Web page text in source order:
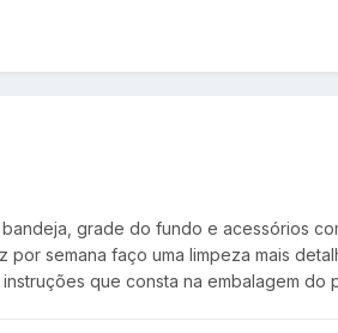
grade do fundo e acessórios
por semana faço uma limpeza mais
que consta na embalagem